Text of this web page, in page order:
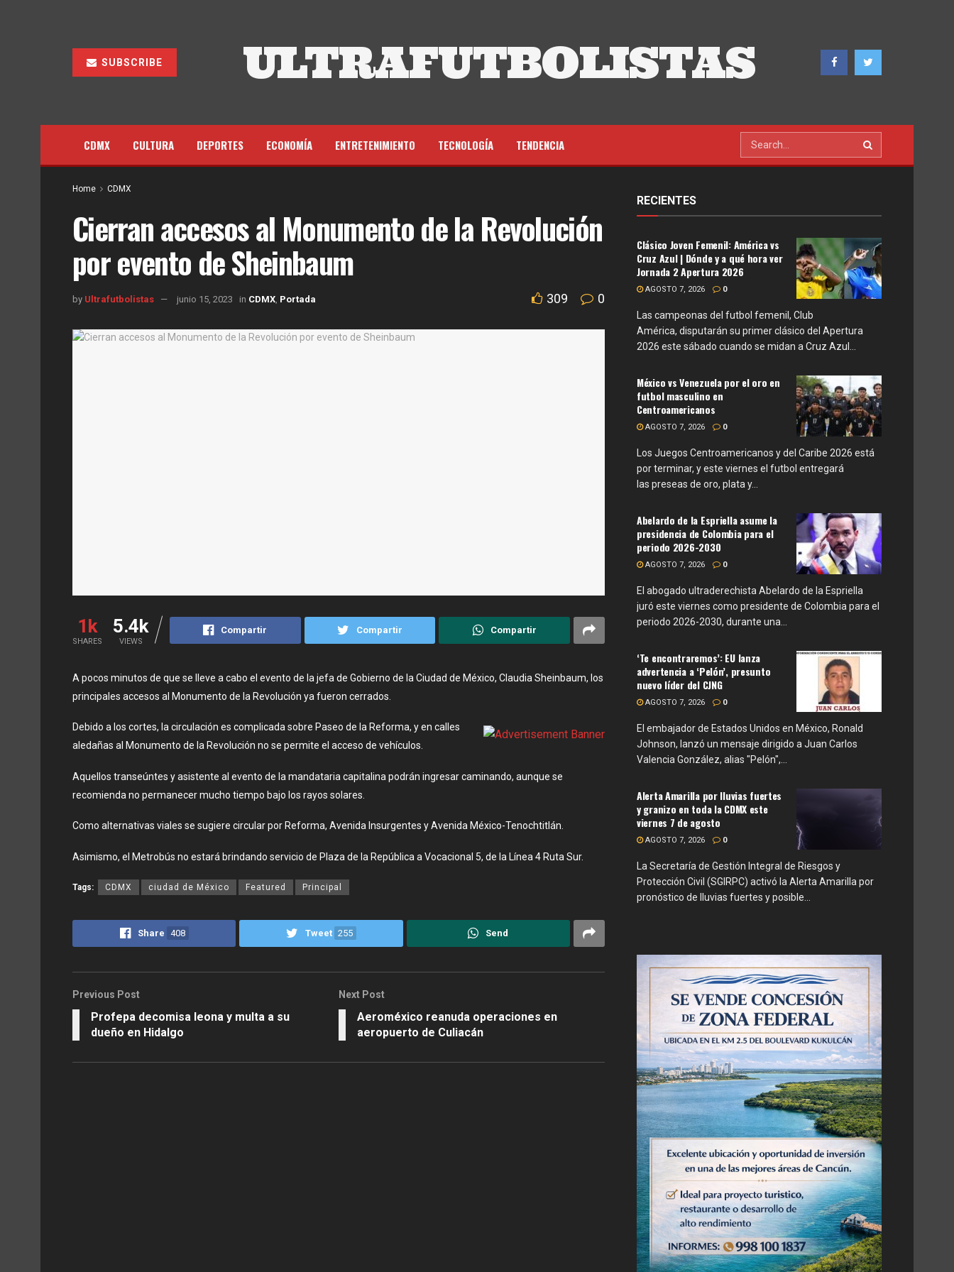
SUBSCRIBE ULTRAFUTBOLISTAS
CDMX CULTURA DEPORTES ECONOMÍA ENTRETENIMIENTO TECNOLOGÍA TENDENCIA
Home CDMX
Cierran accesos al Monumento de la Revolución
por evento de Sheinbaum
by Ultrafutbolistas junio 15, 2023 in CDMX Portada 309 0
1k
SHARES
5.4k
VIEWS
Compartir Compartir Compartir
A pocos minutos de que se lleve a cabo el evento de la jefa de Gobierno de la Ciudad de México, Claudia Sheinbaum, los
principales accesos al Monumento de la Revolución ya fueron cerrados.
Debido a los cortes, la circulación es complicada sobre Paseo de la Reforma, y en calles
aledañas al Monumento de la Revolución no se permite el acceso de vehículos.
Aquellos transeúntes y asistente al evento de la mandataria capitalina podrán ingresar caminando, aunque se
recomienda no permanecer mucho tiempo bajo los rayos solares.
Como alternativas viales se sugiere circular por Reforma, Avenida Insurgentes y Avenida México-Tenochtitlán.
Asimismo, el Metrobús no estará brindando servicio de Plaza de la República a Vocacional 5, de la Línea 4 Ruta Sur.
Tags: CDMX ciudad de México Featured Principal
Share 408 Tweet 255 Send
Previous Post
Profepa decomisa leona y multa a su
dueño en Hidalgo
Next Post
Aeroméxico reanuda operaciones en
aeropuerto de Culiacán
RECIENTES
Clásico Joven Femenil: América vs
Cruz Azul | Dónde y a qué hora ver
Jornada 2 Apertura 2026
AGOSTO 7, 2026 0
Las campeonas del futbol femenil, Club
América, disputarán su primer clásico del Apertura
2026 este sábado cuando se midan a Cruz Azul...
México vs Venezuela por el oro en
futbol masculino en
Centroamericanos
AGOSTO 7, 2026 0
Los Juegos Centroamericanos y del Caribe 2026 está
por terminar, y este viernes el futbol entregará
las preseas de oro, plata y...
Abelardo de la Espriella asume la
presidencia de Colombia para el
periodo 2026-2030
AGOSTO 7, 2026 0
El abogado ultraderechista Abelardo de la Espriella
juró este viernes como presidente de Colombia para el
periodo 2026-2030, durante una...
‘Te encontraremos’: EU lanza
advertencia a ‘Pelón’, presunto
nuevo líder del CJNG
AGOSTO 7, 2026 0
El embajador de Estados Unidos en México, Ronald
Johnson, lanzó un mensaje dirigido a Juan Carlos
Valencia González, alias "Pelón",...
Alerta Amarilla por lluvias fuertes
y granizo en toda la CDMX este
viernes 7 de agosto
AGOSTO 7, 2026 0
La Secretaría de Gestión Integral de Riesgos y
Protección Civil (SGIRPC) activó la Alerta Amarilla por
pronóstico de lluvias fuertes y posible...